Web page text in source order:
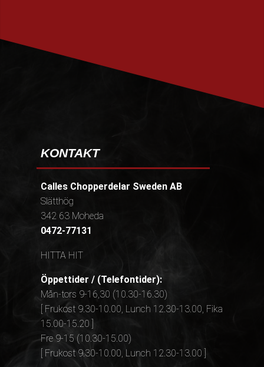
KONTAKT
Calles Chopperdelar Sweden AB
Slätthög
342 63 Moheda
0472-77131
HITTA HIT
Öppettider / (Telefontider):
Mån-tors 9-16,30 (10.30-16.30)
[ Frukost 9.30-10.00, Lunch 12.30-13.00, Fika
15.00-15.20 ]
Fre 9-15 (10.30-15.00)
[ Frukost 9.30-10.00, Lunch 12.30-13.00 ]